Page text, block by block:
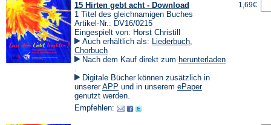
15 Hirten gebt acht - Download
1 Titel des gleichnamigen Buches
Artikel-Nr.: DV16/0215
Eingespielt von: Horst Christill
Auch erhältlich als: Liederbuch,
Chorbuch
Nach dem Kauf direkt zum herunterladen
in
einem
neuen
Tab)
.
Digitale Bücher können zusätzlich in
unsererAPP (Öffnet
in
neuen
und in unserem ePaper(Öffnet
genutzt werden.
Empfehlen:
1,69€